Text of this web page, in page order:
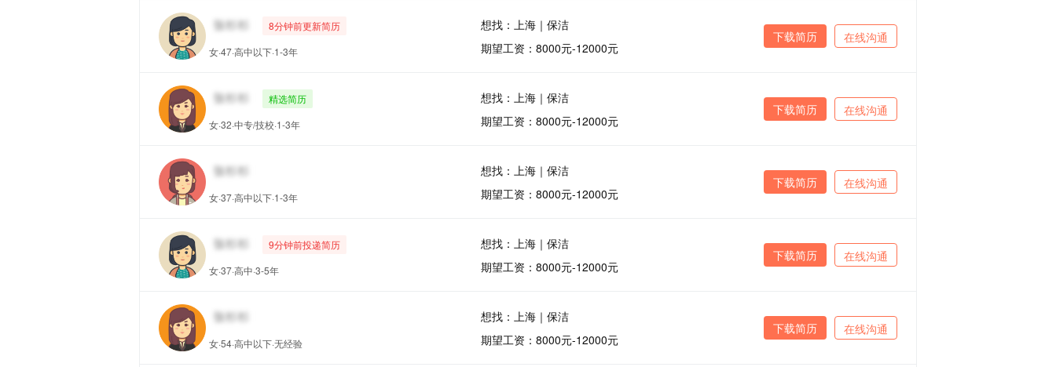
8分钟前更新简历
女·47·高中以下·1-3年
想找：上海｜保洁
期望工资：8000元-12000元
在线沟通
下载简历
精选简历
女·32·中专/技校·1-3年
想找：上海｜保洁
期望工资：8000元-12000元
在线沟通
下载简历
女·37·高中以下·1-3年
想找：上海｜保洁
期望工资：8000元-12000元
在线沟通
下载简历
9分钟前投递简历
女·37·高中·3-5年
想找：上海｜保洁
期望工资：8000元-12000元
在线沟通
下载简历
女·54·高中以下·无经验
想找：上海｜保洁
期望工资：8000元-12000元
在线沟通
下载简历